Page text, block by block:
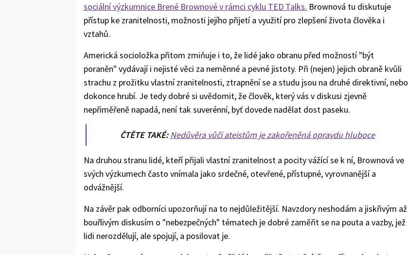
sociální výzkumnice Brené Brownové v rámci cyklu TED Talks. Brownová tu diskutuje
přístup ke zranitelnosti, možnosti jejího přijetí a využití pro zlepšení života člověka i
vztahů.
Americká socioložka přitom zmiňuje i to, že lidé jako obranu před možností "být
poraněn" vydávají i nejisté věci za neměnné a pevné jistoty. Při (nejen) jejich obraně kvůli
strachu z prožitku vlastní zranitelnosti, ztrapnění se a studu jsou na druhé direktivní, nebo
dokonce hrubí. Je tedy dobré si uvědomit, že člověk, který vás v diskusi zjevně
nepřiměřeně napadá, není tak suverénní, byť dovede nadělat dost paseku.
ČTĚTE TAKÉ:Nedůvěra vůči ateistům je zakořeněná opravdu hluboce
Na druhou stranu lidé, kteří přijali vlastní zranitelnost a pocity vážící se k ní, Brownová ve
svých výzkumech často vnímala jako srdečné, otevřené, přístupné, vyrovnanější a
odvážnější.
Na závěr pak odborníci upozorňují na to nejdůležitější. Navzdory neshodám a jiskřivým až
bouřlivým diskusím o "nebezpečných" tématech je dobré zaměřit se na pouta a vazby, jež
lidi nerozdělují, ale spojují, a posilovat je.